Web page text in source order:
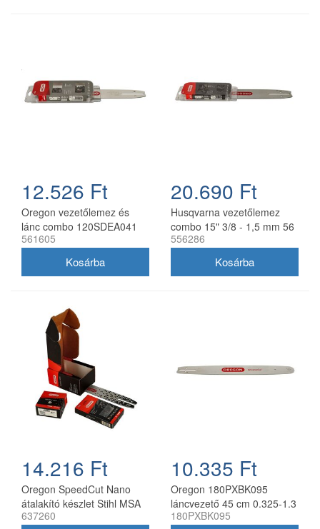
12.526 Ft
Oregon vezetőlemez és
lánc combo 120SDEA041
30 cm 3/8 1,3 mm 2x
561605
20.690 Ft
Husqvarna vezetőlemez
combo 15" 3/8 - 1,5 mm 56
szemes 2 db Oregon
556286
14.216 Ft
Oregon SpeedCut Nano
átalakító készlet Stihl MSA
161T 10" 325 1,1 mm
637260
10.335 Ft
Oregon 180PXBK095
láncvezető 45 cm 0.325-1.3
mm 72 szemes Husqvarna
180PXBK095